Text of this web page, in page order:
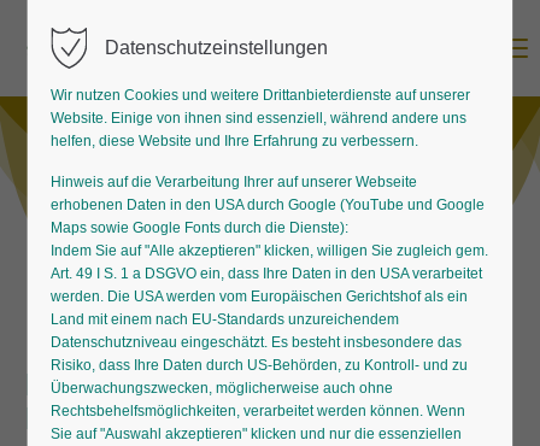
Effekte vom Frühling bis zum
Herbst
Datenschutzeinstellungen
Wir nutzen Cookies und weitere Drittanbieterdienste auf unserer
Website. Einige von ihnen sind essenziell, während andere uns
helfen, diese Website und Ihre Erfahrung zu verbessern.
Hinweis auf die Verarbeitung Ihrer auf unserer Webseite
erhobenen Daten in den USA durch Google (YouTube und Google
Maps sowie Google Fonts durch die Dienste):
Indem Sie auf "Alle akzeptieren" klicken, willigen Sie zugleich gem.
Art. 49 I S. 1 a DSGVO ein, dass Ihre Daten in den USA verarbeitet
werden. Die USA werden vom Europäischen Gerichtshof als ein
Land mit einem nach EU-Standards unzureichendem
Datenschutzniveau eingeschätzt. Es besteht insbesondere das
Risiko, dass Ihre Daten durch US-Behörden, zu Kontroll- und zu
Überwachungszwecken, möglicherweise auch ohne
Rechtsbehelfsmöglichkeiten, verarbeitet werden können. Wenn
Sie auf "Auswahl akzeptieren" klicken und nur die essenziellen